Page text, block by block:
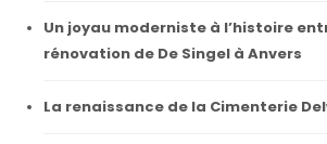
Un joyau moderniste à l’histoire
rénovation de De Singel à Anvers
La renaissance de la Cimenterie